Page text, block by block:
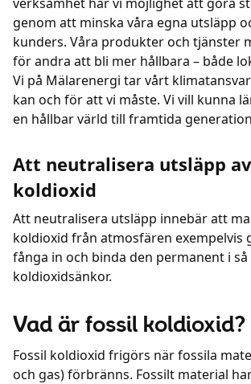
genom att minska våra egna utsläpp
kunders. Våra produkter och tjänster
för andra att bli mer hållbara – både
Vi på Mälarenergi tar vårt
kan och för att vi måste. Vi vill kunna
en hållbar värld till framtida
Att neutralisera utsläpp
koldioxid
Att neutralisera utsläpp innebär att
koldioxid från atmosfären exempelvis
fånga in och binda den permanent i så
koldioxidsänkor.
Vad är fossil koldioxid?
Fossil koldioxid frigörs när fossila
och gas) förbränns. Fossilt material